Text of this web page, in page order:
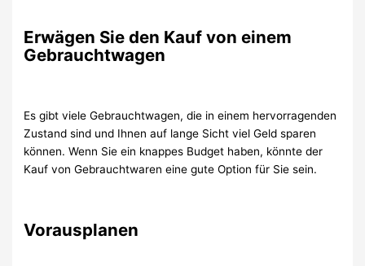
Erwägen Sie den Kauf von einem
Gebrauchtwagen
Es gibt viele Gebrauchtwagen, die in einem hervorragenden
Zustand sind und Ihnen auf lange Sicht viel Geld sparen
können. Wenn Sie ein knappes Budget haben, könnte der
Kauf von Gebrauchtwaren eine gute Option für Sie sein.
Vorausplanen